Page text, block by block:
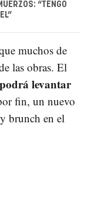
“TENGO
muchos de
las obras. El
levantar
fin, un nuevo
brunch en el